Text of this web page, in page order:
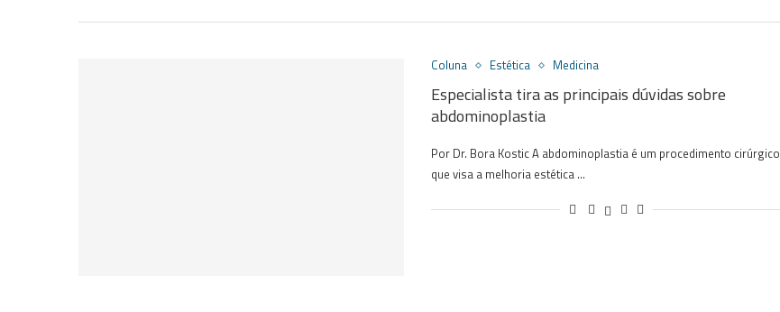
Coluna Estética Medicina
Especialista tira as principais dúvidas sobre
abdominoplastia
Por Dr. Bora Kostic A abdominoplastia é um procedimento cirúrgico
que visa a melhoria estética …